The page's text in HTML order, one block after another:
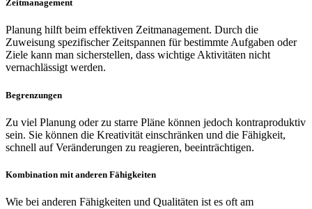
Zeitmanagement
Planung hilft beim effektiven Zeitmanagement. Durch die
Zuweisung spezifischer Zeitspannen für bestimmte Aufgaben oder
Ziele kann man sicherstellen, dass wichtige Aktivitäten nicht
vernachlässigt werden.
Begrenzungen
Zu viel Planung oder zu starre Pläne können jedoch kontraproduktiv
sein. Sie können die Kreativität einschränken und die Fähigkeit,
schnell auf Veränderungen zu reagieren, beeinträchtigen.
Kombination mit anderen Fähigkeiten
Wie bei anderen Fähigkeiten und Qualitäten ist es oft am